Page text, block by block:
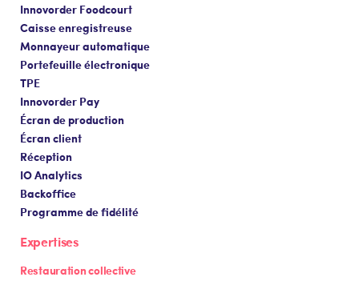
Innovorder Foodcourt
Caisse enregistreuse
Monnayeur automatique
Portefeuille électronique
TPE
Innovorder Pay
Écran de production
Écran client
Réception
IO Analytics
Backoffice
Programme de fidélité
Expertises
Restauration collective